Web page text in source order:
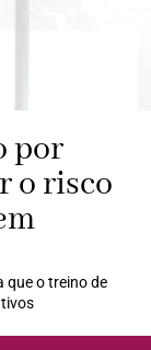
por
o risco
que o treino de